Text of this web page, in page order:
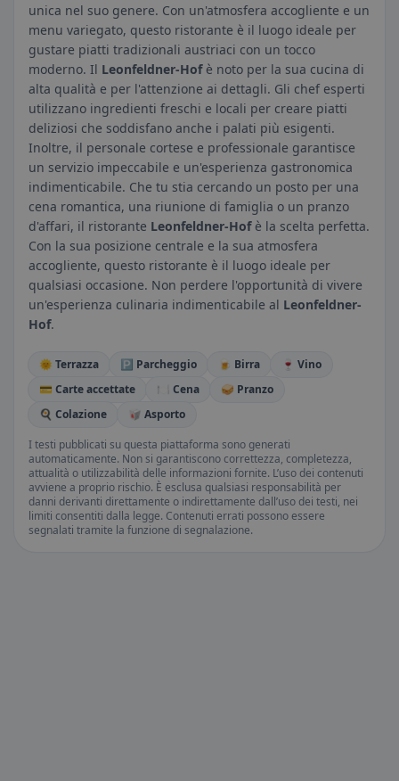
unica nel suo genere. Con un'atmosfera accogliente e un
menu variegato, questo ristorante è il luogo ideale per
gustare piatti tradizionali austriaci con un tocco
moderno. Il Leonfeldner-Hofè noto per la sua cucina di
alta qualità e per l'attenzione ai dettagli. Gli chef esperti
utilizzano ingredienti freschi e locali per creare piatti
deliziosi che soddisfano anche i palati più esigenti.
Inoltre, il personale cortese e professionale garantisce
un servizio impeccabile e un'esperienza gastronomica
indimenticabile. Che tu stia cercando un posto per una
cena romantica, una riunione di famiglia o un pranzo
d'affari, il ristorante Leonfeldner-Hofè la scelta perfetta.
Con la sua posizione centrale e la sua atmosfera
accogliente, questo ristorante è il luogo ideale per
qualsiasi occasione. Non perdere l'opportunità di vivere
un'esperienza culinaria indimenticabile al Leonfeldner-
Hof.
🌞 Terrazza 🅿️ Parcheggio 🍺 Birra
🍷 Vino
💳 Carte accettate
🍽️ Cena
🥪 Pranzo
🍳 Colazione
🥡 Asporto
I testi pubblicati su questa piattaforma sono generati
automaticamente. Non si garantiscono correttezza, completezza,
attualità o utilizzabilità delle informazioni fornite. L’uso dei contenuti
avviene a proprio rischio. È esclusa qualsiasi responsabilità per
danni derivanti direttamente o indirettamente dall’uso dei testi, nei
limiti consentiti dalla legge. Contenuti errati possono essere
segnalati tramite la funzione di segnalazione.